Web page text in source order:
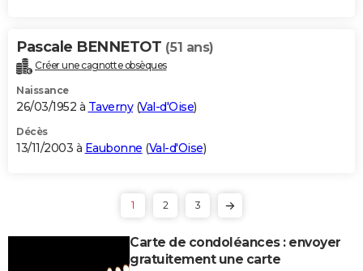
Pascale BENNETOT (51 ans)
Créer une cagnotte obsèques
Naissance
26/03/1952 à Taverny(Val-d'Oise)
Décès
13/11/2003 à Eaubonne (Val-d'Oise)
1 2 3
Carte de condoléances : envoyer
gratuitement une carte